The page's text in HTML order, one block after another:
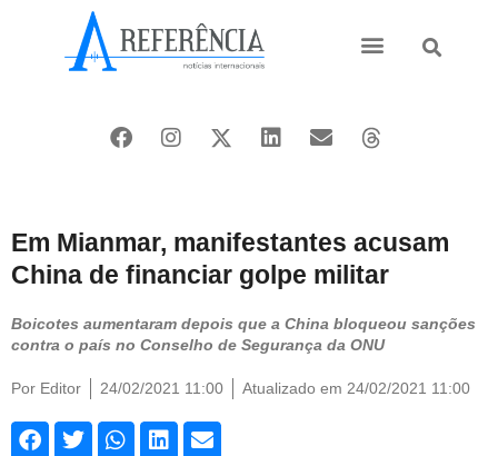
Em Mianmar, manifestantes acusam
China de financiar golpe militar
Boicotes aumentaram depois que a China bloqueou sanções
contra o país no Conselho de Segurança da ONU
Por Editor 24/02/2021 11:00 Atualizado em 24/02/2021 11:00